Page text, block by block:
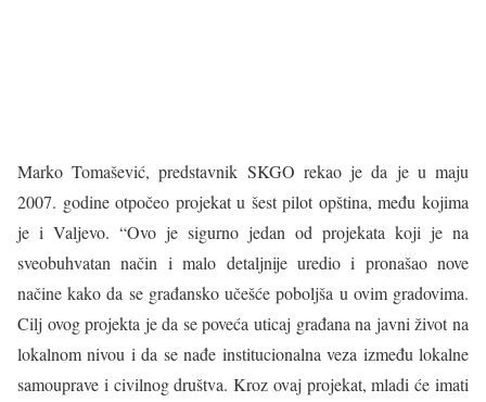
Marko Tomašević, predstavnik SKGO rekao je da je u maju
2007. godine otpočeo projekat u šest pilot opština, među kojima
je i Valjevo. “Ovo je sigurno jedan od projekata koji je na
sveobuhvatan način i malo detaljnije uredio i pronašao nove
načine kako da se građansko učešće poboljša u ovim gradovima.
Cilj ovog projekta je da se poveća uticaj građana na javni život na
lokalnom nivou i da se nađe institucionalna veza između lokalne
samouprave i civilnog društva. Kroz ovaj projekat, mladi će imati